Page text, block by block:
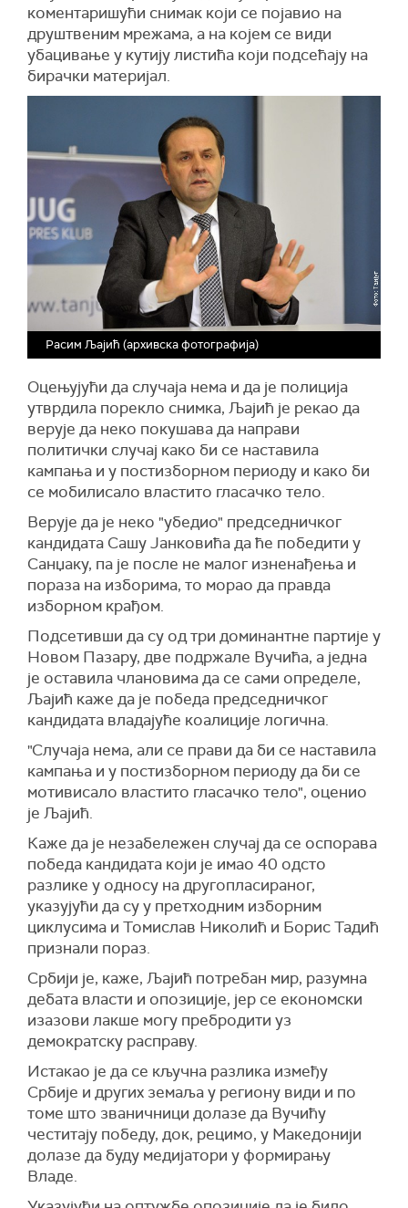
коментаришући снимак који се појавио на
друштвеним мрежама, а на којем се види
убацивање у кутију листића који подсећају на
бирачки материјал.
Расим Љајић (архивска фотографија)
Оцењујући да случаја нема и да је полиција
утврдила порекло снимка, Љајић је рекао да
верује да неко покушава да направи
политички случај како би се наставила
кампања и у постизборном периоду и како би
се мобилисало властито гласачко тело.
Верује да је неко "убедио" председничког
кандидата Сашу Јанковића да ће победити у
Санџаку, па је после не малог изненађења и
пораза на изборима, то морао да правда
изборном крађом.
Подсетивши да су од три доминантне партије у
Новом Пазару, две подржале Вучића, а једна
је оставила члановима да се сами определе,
Љајић каже да је победа председничког
кандидата владајуће коалиције логична.
"Случаја нема, али се прави да би се наставила
кампања и у постизборном периоду да би се
мотивисало властито гласачко тело", оценио
је Љајић.
Каже да је незабележен случај да се оспорава
победа кандидата који је имао 40 одсто
разлике у односу на другопласираног,
указујући да су у претходним изборним
циклусима и Томислав Николић и Борис Тадић
признали пораз.
Србији је, каже, Љајић потребан мир, разумна
дебата власти и опозиције, јер се економски
изазови лакше могу пребродити уз
демократску расправу.
Истакао је да се кључна разлика између
Србије и других земаља у региону види и по
томе што званичници долазе да Вучићу
честитају победу, док, рецимо, у Македонији
долазе да буду медијатори у формирању
Владе.